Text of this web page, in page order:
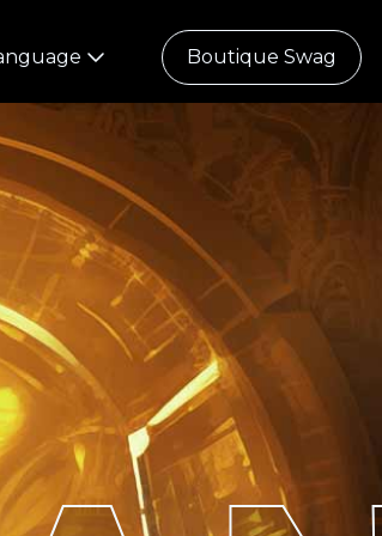
Boutique Swag